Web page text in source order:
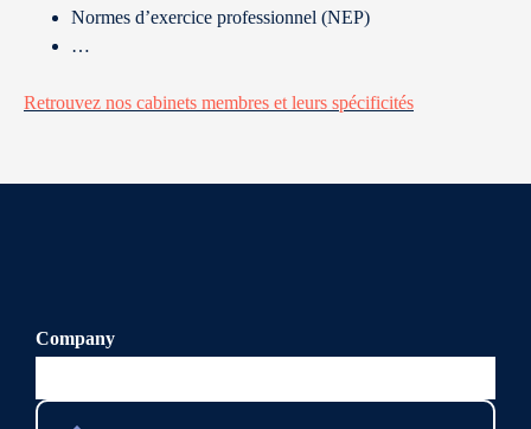
Normes d’exercice professionnel (NEP)
…
Retrouvez nos cabinets membres et leurs spécificités
Company